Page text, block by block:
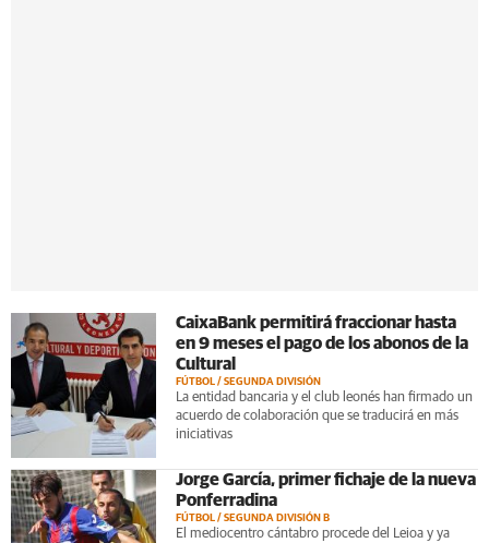
CaixaBank permitirá fraccionar hasta
en 9 meses el pago de los abonos de la
Cultural
FÚTBOL / SEGUNDA DIVISIÓN
La entidad bancaria y el club leonés han firmado un
acuerdo de colaboración que se traducirá en más
iniciativas
Jorge García, primer fichaje de la nueva
Ponferradina
FÚTBOL / SEGUNDA DIVISIÓN B
El mediocentro cántabro procede del Leioa y ya